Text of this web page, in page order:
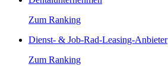
Zum Ranking
Dienst- & Job-Rad-Leasing-Anbieter
Zum Ranking